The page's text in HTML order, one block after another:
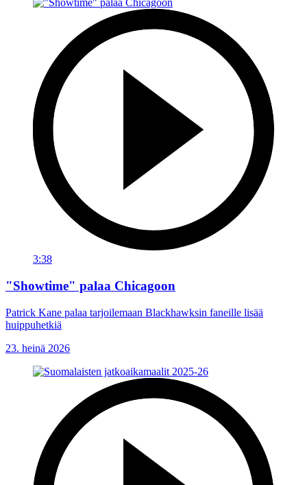
3:38
"Showtime" palaa Chicagoon
Patrick Kane palaa tarjoilemaan Blackhawksin faneille lisää
huippuhetkiä
23. heinä 2026